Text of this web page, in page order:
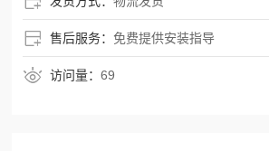
售后服务： 免费提供安装指导
访问量：69